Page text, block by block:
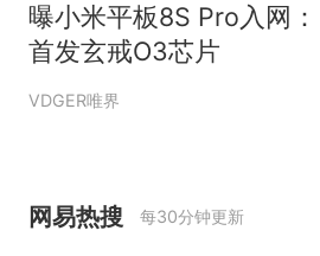
曝小米平板8S Pro入网：
首发玄戒O3芯片
VDGER唯界
网易热搜 每30分钟更新